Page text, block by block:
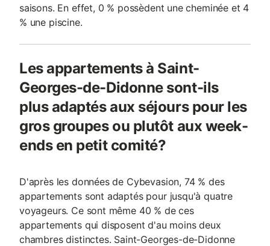
saisons. En effet, 0 % possèdent une cheminée et 4
% une piscine.
Les appartements à Saint-
Georges-de-Didonne sont-ils
plus adaptés aux séjours pour les
gros groupes ou plutôt aux week-
ends en petit comité?
D'après les données de Cybevasion, 74 % des
appartements sont adaptés pour jusqu'à quatre
voyageurs. Ce sont même 40 % de ces
appartements qui disposent d'au moins deux
chambres distinctes. Saint-Georges-de-Didonne